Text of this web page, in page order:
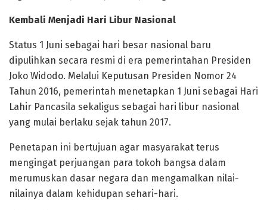
Kembali Menjadi Hari Libur Nasional
Status 1 Juni sebagai hari besar nasional baru
dipulihkan secara resmi di era pemerintahan Presiden
Joko Widodo. Melalui Keputusan Presiden Nomor 24
Tahun 2016, pemerintah menetapkan 1 Juni sebagai Hari
Lahir Pancasila sekaligus sebagai hari libur nasional
yang mulai berlaku sejak tahun 2017.
Penetapan ini bertujuan agar masyarakat terus
mengingat perjuangan para tokoh bangsa dalam
merumuskan dasar negara dan mengamalkan nilai-
nilainya dalam kehidupan sehari-hari.